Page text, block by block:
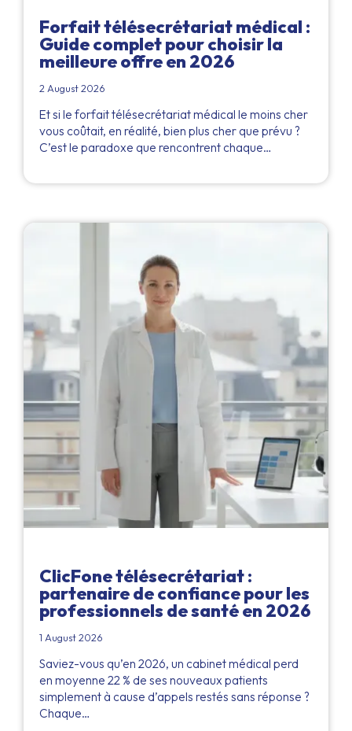
Forfait télésecrétariat médical :
Guide complet pour choisir la
meilleure offre en 2026
2 August 2026
Et si le forfait télésecrétariat médical le moins cher
vous coûtait, en réalité, bien plus cher que prévu ?
C’est le paradoxe que rencontrent chaque…
ClicFone télésecrétariat :
partenaire de confiance pour les
professionnels de santé en 2026
1 August 2026
Saviez-vous qu’en 2026, un cabinet médical perd
en moyenne 22 % de ses nouveaux patients
simplement à cause d’appels restés sans réponse ?
Chaque…